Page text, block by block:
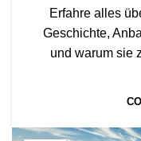
Erfahre alles
Geschichte,
und warum sie